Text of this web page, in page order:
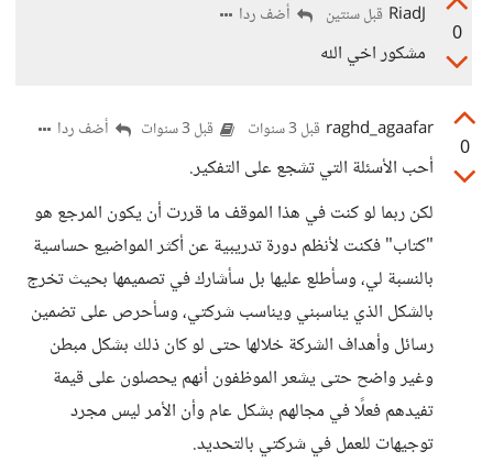
0
RiadJ قبل سنتين أضف ردا
مشكور اخي الله
0
raghd_agaafar قبل 3 سنوات قبل 3 سنوات أضف ردا
أحب الأسئلة التي تشجع على التفكير.
لكن ربما لو كنت في هذا الموقف ما قررت أن يكون المرجع هو
"كتاب" فكنت لأنظم دورة تدريبية عن أكثر المواضيع حساسية
بالنسبة لي، وسأطلع عليها بل سأشارك في تصميمها بحيث تخرج
بالشكل الذي يناسبني ويناسب شركتي، وسأحرص على تضمين
رسائل وأهداف الشركة خلالها حتى لو كان ذلك بشكل مبطن
وغير واضح حتى يشعر الموظفون أنهم يحصلون على قيمة
تفيدهم فعلًا في مجالهم بشكل عام وأن الأمر ليس مجرد
توجيهات للعمل في شركتي بالتحديد.